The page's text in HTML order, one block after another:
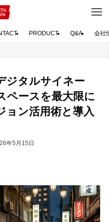
PRODUCT Q&A 会社
ジタルサイネー
ペースを最大限に
ョン活用術と導入
年5月15日